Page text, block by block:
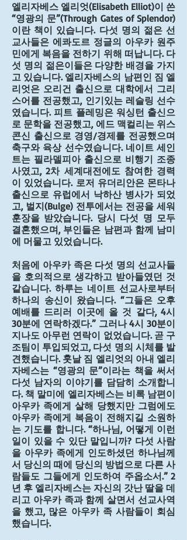
엘리자베스 엘리엇(Elisabeth Elliot)이 쓴
“영광의 문”(Through Gates of Splendor)
이란 책이 있습니다. 다섯 명의 젊은 선
교사들은 에콰도르 정글의 아우카 원주
민에게 복음을 전하기 위해 떠납니다. 다
섯 명의 젊은이들은 다양한 배경을 가지
고 있습니다. 엘리자베스의 남편인 짐 엘
리엇은 오리건 출신으로 대학에서 그리
스어를 전공했고, 인기있는 레슬링 선수
였습니다. 피트 플레밍은 워싱턴 출신으
로 문학을 전공했고, 에드 맥컬리는 위스
콘신 출신으로 경영/경제를 전공했으며
축구와 육상 선수였습니다. 네이트 세인
트는 필라델피아 출신으로 비행기 조종
사였고, 2차 세계대전에도 참여한 경력
이 있었습니다. 로저 유더리안은 몬타나
출신으로 유럽에서 낙하산 병사가 되었
고, 벌지(Bulge) 전투에서는 전공을 세워
훈장을 받았습니다. 당시 다섯 명 모두
결혼했으며, 부인들은 남편과 함께 남미
에 머물고 있었습니다.
처음에 아우카 족은 다섯 명의 선교사들
을 호의적으로 생각하고 받아들였던 것
같습니다. 하루는 네이트 선교사로부터
하나의 송신이 왔습니다. “그들은 오후
예배를 드리러 이곳에 올 것 같다, 4시
30분에 연락하겠다.” 그러나 4시 30분이
지나도 아무런 연락이 없었습니다. 곧 구
조팀이 투입되었고, 다섯 명의 시체를 발
견했습니다. 훗날 짐 엘리엇의 아내 엘리
자베스는 “영광의 문”이라는 책을 써서
다섯 남자의 이야기를 담담히 소개합니
다. 책 말미에 엘리자베스는 비록 남편이
아우카 족에게 살해 당했지만 그럼에도
아우카 족에게 복음이 전해지길 소원하
는 기도를 합니다. “하나님, 어떻게 이런
일이 있을 수 있단 말입니까? 다섯 사람
을 아우카 족에게 인도하셨던 하나님께
서 당신의 때에 당신의 방법으로 다른 사
람들도 그들에게 인도하여 주옵소서.” 2
년 후 엘리자베스는 자신의 갓난 딸을 데
리고 아우카 족과 함께 살면서 선교사역
을 했고, 많은 아우카 족 사람들이 회심
했습니다.